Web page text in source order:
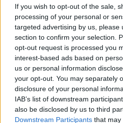
If you wish to opt-out of the sale,
processing of your personal or
targeted advertising by us, please
section to confirm your selection.
opt-out request is processed you
interest-based ads based on
us or personal information
your opt-out. You may separately
disclosure of your personal
IAB’s list of downstream
also be disclosed by us to third
Downstream Participants that may
Αναζήτηση
για...